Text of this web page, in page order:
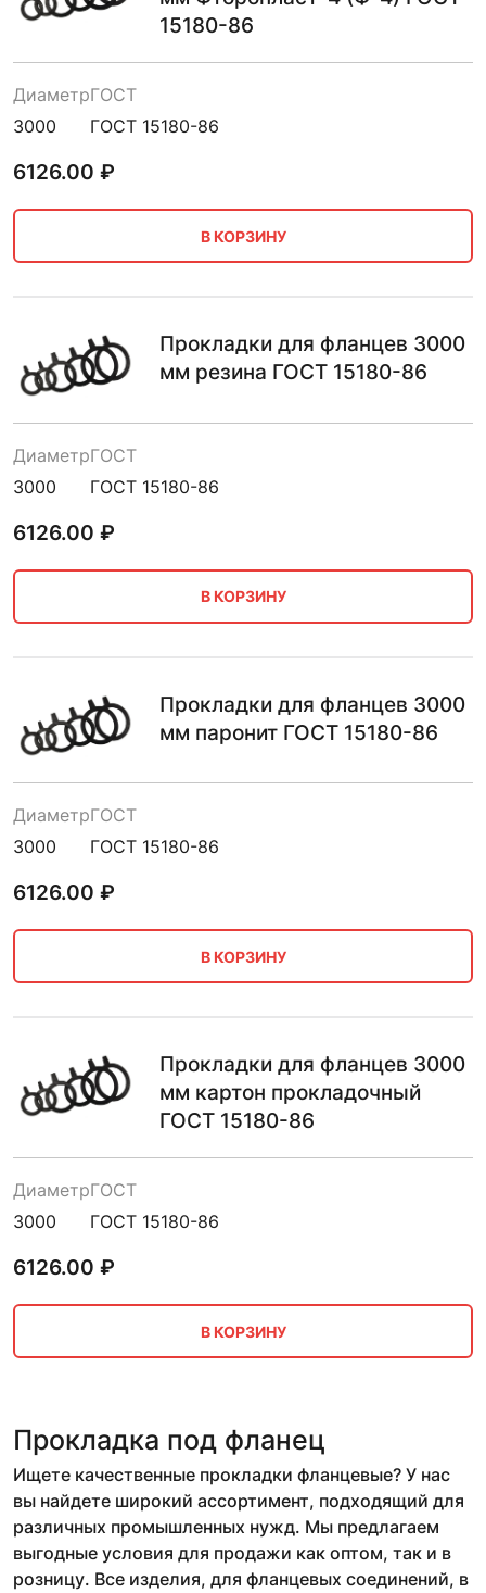
15180-86
Диаметр
3000
ГОСТ
ГОСТ 15180-86
6126.00 ₽
В КОРЗИНУ
Прокладки для фланцев 3000
мм резина ГОСТ 15180-86
Диаметр
3000
ГОСТ
ГОСТ 15180-86
6126.00 ₽
В КОРЗИНУ
Прокладки для фланцев 3000
мм паронит ГОСТ 15180-86
Диаметр
3000
ГОСТ
ГОСТ 15180-86
6126.00 ₽
В КОРЗИНУ
Прокладки для фланцев 3000
мм картон прокладочный
ГОСТ 15180-86
Диаметр
3000
ГОСТ
ГОСТ 15180-86
6126.00 ₽
В КОРЗИНУ
Прокладка под фланец
Ищете качественные прокладки фланцевые? У нас
вы найдете широкий ассортимент, подходящий для
различных промышленных нужд. Мы предлагаем
выгодные условия для продажи как оптом, так и в
розницу. Все изделия, для фланцевых соединений, в